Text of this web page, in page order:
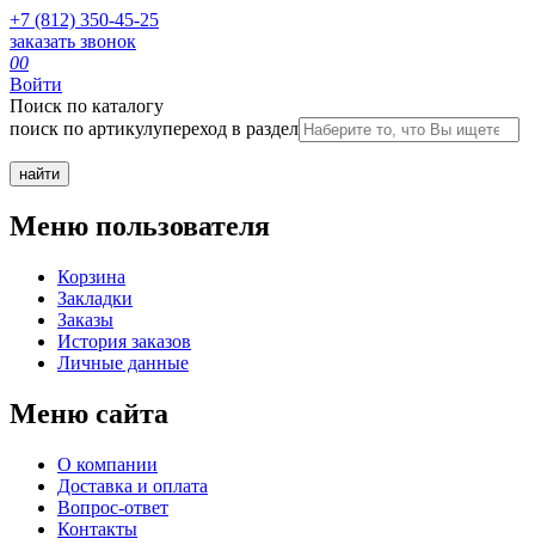
+7 (812) 350-45-25
заказать звонок
00
Войти
Поиск по каталогу
поиск по артикулупереход в раздел
Меню пользователя
Корзина
Закладки
Заказы
История заказов
Личные данные
Меню сайта
О компании
Доставка и оплата
Вопрос-ответ
Контакты